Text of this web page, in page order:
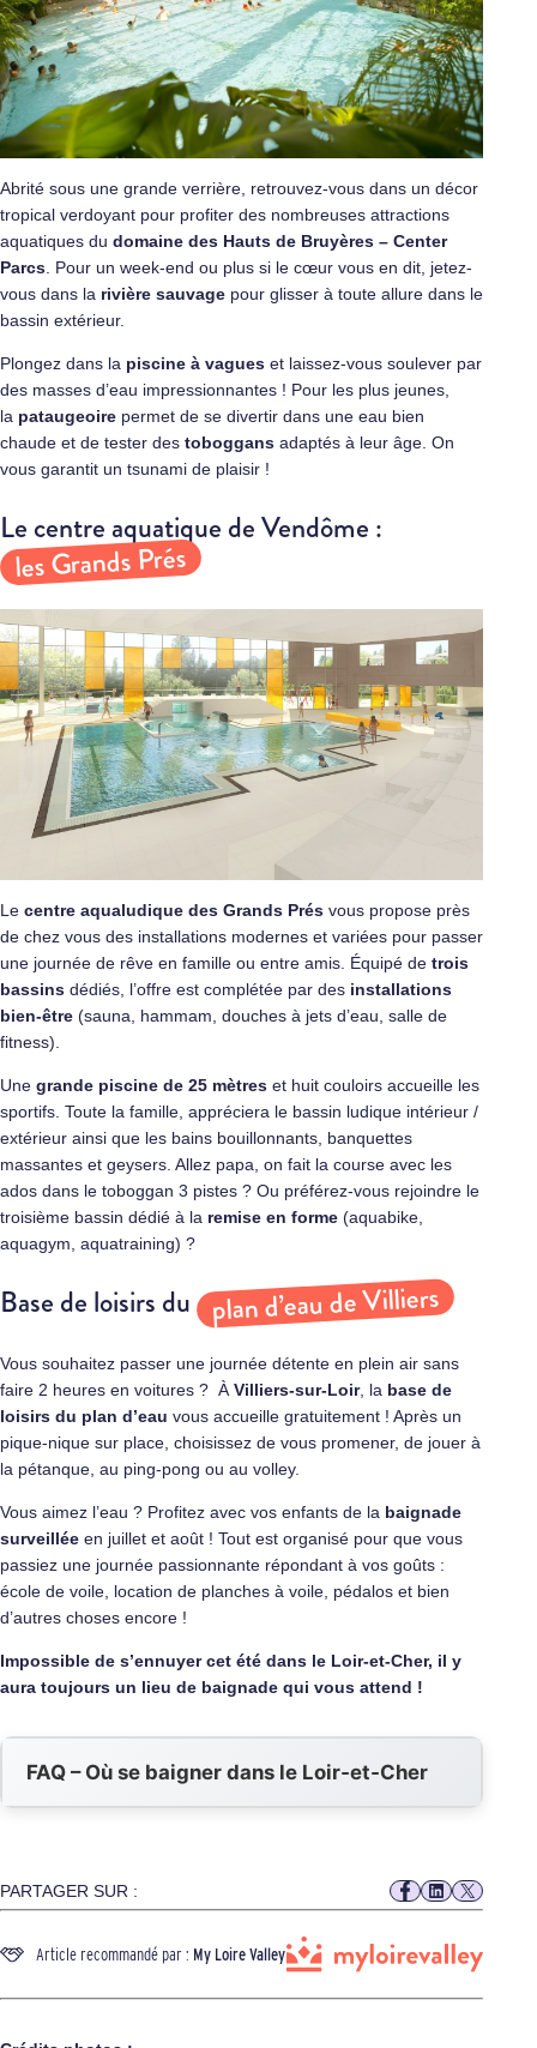
Abrité sous une grande verrière, retrouvez-vous dans un décor
tropical verdoyant pour profiter des nombreuses attractions
aquatiques du domaine des Hauts de Bruyères – Center
Parcs . Pour un week-end ou plus si le cœur vous en dit, jetez-
vous dans la rivière sauvage pour glisser à toute allure dans le
bassin extérieur.
Plongez dans la piscine à vagues et laissez-vous soulever par
des masses d’eau impressionnantes ! Pour les plus jeunes,
la pataugeoire permet de se divertir dans une eau bien
chaude et de tester des toboggans adaptés à leur âge. On
vous garantit un tsunami de plaisir !
Le centre aquatique de Vendôme :
les Grands Prés
Le centre aqualudique des Grands Prés vous propose près
de chez vous des installations modernes et variées pour passer
une journée de rêve en famille ou entre amis. Équipé de trois
bassins dédiés, l’offre est complétée par des installations
bien-être (sauna, hammam, douches à jets d’eau, salle de
fitness).
Une grande piscine de 25 mètres et huit couloirs accueille les
sportifs. Toute la famille, appréciera le bassin ludique intérieur /
extérieur ainsi que les bains bouillonnants, banquettes
massantes et geysers. Allez papa, on fait la course avec les
ados dans le toboggan 3 pistes ? Ou préférez-vous rejoindre le
troisième bassin dédié à la remise en forme (aquabike,
aquagym, aquatraining) ?
Base de loisirs du plan d’eau de Villiers
Vous souhaitez passer une journée détente en plein air sans
faire 2 heures en voitures ? À Villiers-sur-Loir, la base de
loisirs du plan d’eau vous accueille gratuitement ! Après un
pique-nique sur place, choisissez de vous promener, de jouer à
la pétanque, au ping-pong ou au volley.
Vous aimez l’eau ? Profitez avec vos enfants de la baignade
surveillée en juillet et août ! Tout est organisé pour que vous
passiez une journée passionnante répondant à vos goûts :
école de voile, location de planches à voile, pédalos et bien
d’autres choses encore !
Impossible de s’ennuyer cet été dans le Loir-et-Cher, il y
aura toujours un lieu de baignade qui vous attend !
FAQ – Où se baigner dans le Loir‑et‑Cher
PARTAGER SUR :
Article recommandé par : My Loire Valley